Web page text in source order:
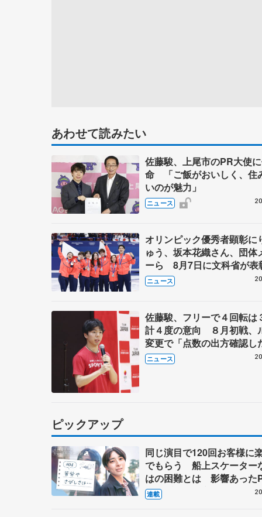
あわせて読みたい
佐藤駿、上尾市のPR大使
命 「ご飯がおいしく、住
いのが魅力」
ニュース
オリンピック優秀者顕彰に
ゅう、坂本花織さん、団体
ーら 8月7日に文科省が表
ブルーノ・マルコット、中
らコーチも
ニュース
佐藤駿、フリーで４回転は
計４度の意向 ８月初戦、
変更で「点数の出方確認し
ニュース
ピックアップ
同じ演目で120回お客様に
でもらう 船上スケーター
はの困難とは 影響あった
キャプテン松永さんの存在
連載